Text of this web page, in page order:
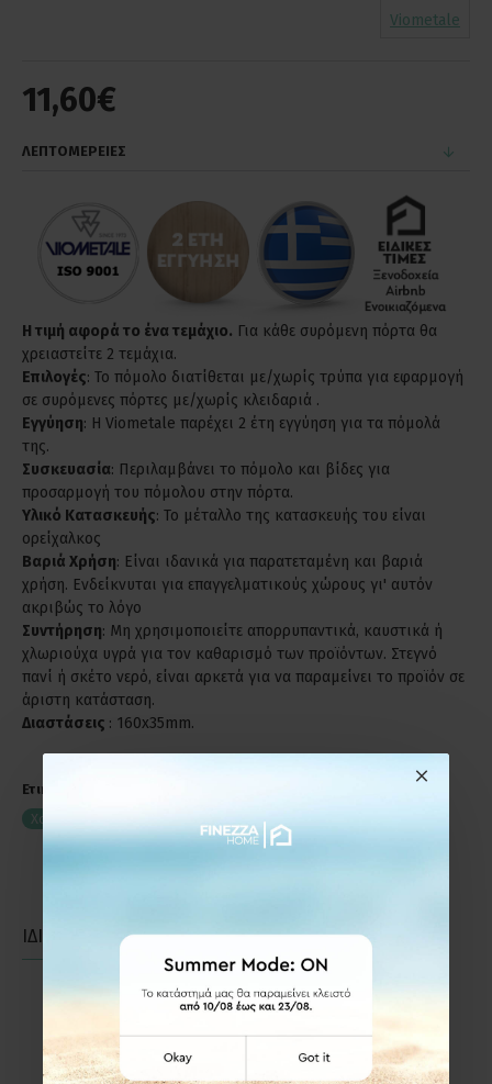
11,60€
Viometale
ΛΕΠΤΟΜΕΡΕΙΕΣ
Η τιμή αφορά το ένα τεμάχιο. Για κάθε συρόμενη πόρτα θα
χρειαστείτε 2 τεμάχια.
Επιλογές: Το πόμολο διατίθεται με/χωρίς τρύπα για εφαρμογή
σε συρόμενες πόρτες με/χωρίς κλειδαριά .
Εγγύηση: Η Viometale παρέχει 2 έτη εγγύηση για τα πόμολά
της.
Συσκευασία: Περιλαμβάνει το πόμολο και βίδες για
προσαρμογή του πόμολου στην πόρτα.
Υλικό Κατασκευής: Το μέταλλο της κατασκευής του είναι
ορείχαλκος
Βαριά Χρήση: Είναι ιδανικά για παρατεταμένη και βαριά
χρήση. Ενδείκνυται για επαγγελματικούς χώρους γι' αυτόν
ακριβώς το λόγο
Συντήρηση: Μη χρησιμοποιείτε απορρυπαντικά, καυστικά ή
χλωριούχα υγρά για τον καθαρισμό των προϊόντων. Στεγνό
πανί ή σκέτο νερό, είναι αρκετά για να παραμείνει το προϊόν σε
άριστη κατάσταση.
Διαστάσεις : 160x35mm.
Ετικέτες:
Χούφτες Συρόμενης Πόρτας
ΙΔΙΑΣ ΚΑΤΗΓΟΡΙΑΣ ΙΔΙΑΣ ΕΤΑΙΡΕΙΑΣ